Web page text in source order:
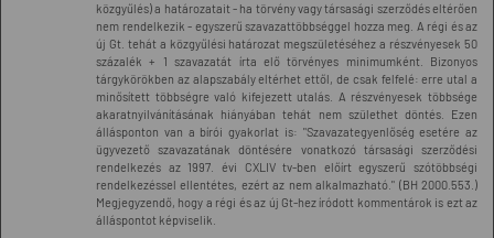
közgyűlés) a határozatait - ha törvény vagy társasági szerződés eltérően
nem rendelkezik - egyszerű szavazattöbbséggel hozza meg. A régi és az
új Gt. tehát a közgyűlési határozat megszületéséhez a részvényesek 50
százalék + 1 szavazatát írta elő törvényes minimumként. Bizonyos
tárgykörökben az alapszabály eltérhet ettől, de csak felfelé: erre utal a
minősített többségre való kifejezett utalás. A részvényesek többsége
akaratnyilvánításának hiányában tehát nem születhet döntés. Ezen
állásponton van a bírói gyakorlat is: "Szavazategyenlőség esetére az
ügyvezető szavazatának döntésére vonatkozó társasági szerződési
rendelkezés az 1997. évi CXLIV tv-ben előírt egyszerű szótöbbségi
rendelkezéssel ellentétes, ezért az nem alkalmazható." (BH 2000.553.)
Megjegyzendő, hogy a régi és az új Gt-hez íródott kommentárok is ezt az
álláspontot képviselik.